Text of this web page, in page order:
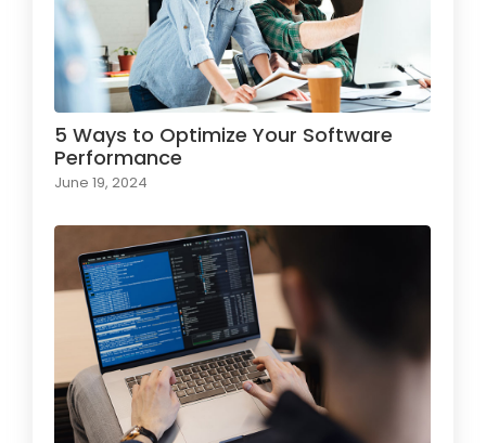
5 Ways to Optimize Your Software
Performance
June 19, 2024